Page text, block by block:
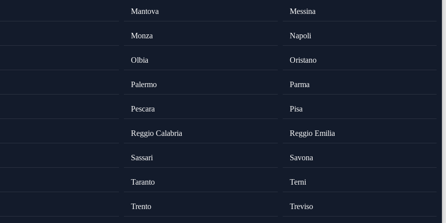
Mantova Messina
Monza Napoli
Olbia Oristano
Palermo Parma
Pescara Pisa
Reggio Calabria Reggio Emilia
Sassari Savona
Taranto Terni
Trento Treviso